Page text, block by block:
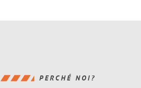
PERCHÉ NOI?